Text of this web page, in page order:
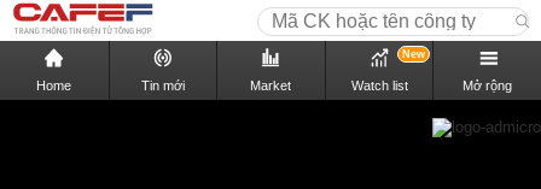
Home Tin mới Market Watch list
New
Mở rộng